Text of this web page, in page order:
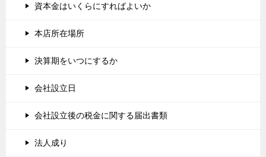
資本金はいくらにすればよいか
本店所在場所
決算期をいつにするか
会社設立日
会社設立後の税金に関する届出書類
法人成り